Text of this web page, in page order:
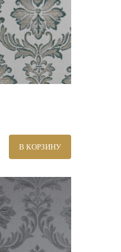
В КОРЗИНУ